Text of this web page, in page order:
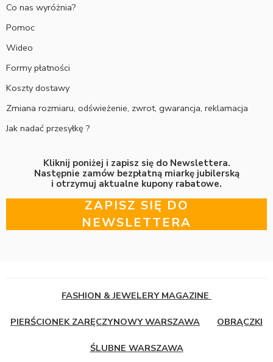
Co nas wyróżnia?
Pomoc
Wideo
Formy płatności
Koszty dostawy
Zmiana rozmiaru, odświeżenie, zwrot, gwarancja, reklamacja
Jak nadać przesyłkę ?
Kliknij poniżej i zapisz się do Newslettera.
Następnie zamów bezpłatną miarkę jubilerską
i otrzymuj aktualne kupony rabatowe.
ZAPISZ SIĘ DO
NEWSLETTERA
FASHION & JEWELERY MAGAZINE
PIERŚCIONEK ZARĘCZYNOWY WARSZAWA OBRĄCZKI
ŚLUBNE WARSZAWA